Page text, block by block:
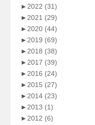
►2022 (31)
►2021 (29)
►2020 (44)
►2019 (69)
►2018 (38)
►2017 (39)
►2016 (24)
►2015 (27)
►2014 (23)
►2013 (1)
►2012 (6)